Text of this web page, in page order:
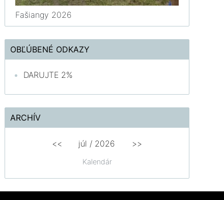
Fašiangy 2026
OBĽÚBENÉ ODKAZY
DARUJTE 2%
ARCHÍV
Kalendár
<< júl / 2026 >>